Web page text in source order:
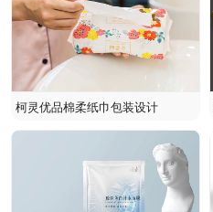
柯灵优品棉柔纸巾包装设计